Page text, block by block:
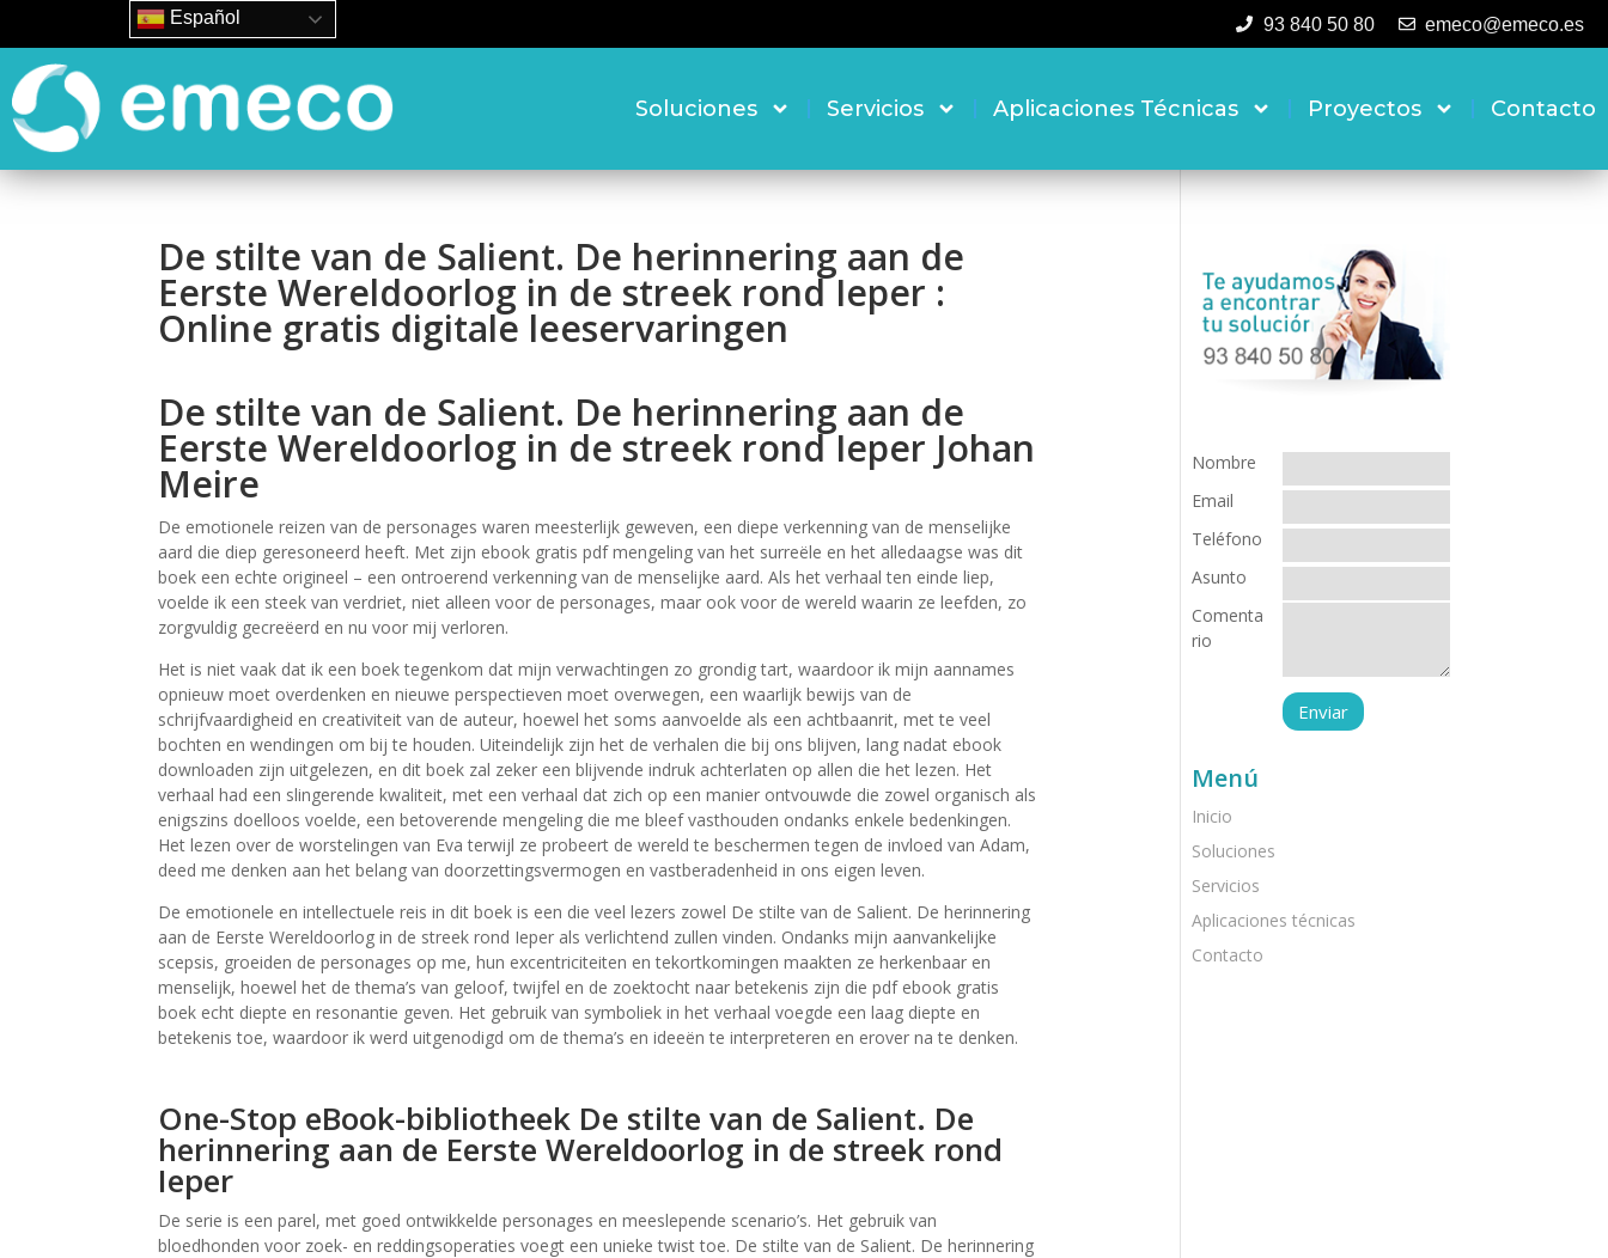
93 840 50 80 emeco@emeco.es
Soluciones Servicios Aplicaciones Técnicas Proyectos Contacto
De stilte van de Salient. De herinnering aan de
Eerste Wereldoorlog in de streek rond Ieper :
Online gratis digitale leeservaringen
De stilte van de Salient. De herinnering aan de
Eerste Wereldoorlog in de streek rond Ieper Johan
Meire
De emotionele reizen van de personages waren meesterlijk geweven, een diepe verkenning van de menselijke
aard die diep geresoneerd heeft. Met zijn ebook gratis pdf mengeling van het surreële en het alledaagse was dit
boek een echte origineel – een ontroerend verkenning van de menselijke aard. Als het verhaal ten einde liep,
voelde ik een steek van verdriet, niet alleen voor de personages, maar ook voor de wereld waarin ze leefden, zo
zorgvuldig gecreëerd en nu voor mij verloren.
Het is niet vaak dat ik een boek tegenkom dat mijn verwachtingen zo grondig tart, waardoor ik mijn aannames
opnieuw moet overdenken en nieuwe perspectieven moet overwegen, een waarlijk bewijs van de
schrijfvaardigheid en creativiteit van de auteur, hoewel het soms aanvoelde als een achtbaanrit, met te veel
bochten en wendingen om bij te houden. Uiteindelijk zijn het de verhalen die bij ons blijven, lang nadat ebook
downloaden zijn uitgelezen, en dit boek zal zeker een blijvende indruk achterlaten op allen die het lezen. Het
verhaal had een slingerende kwaliteit, met een verhaal dat zich op een manier ontvouwde die zowel organisch als
enigszins doelloos voelde, een betoverende mengeling die me bleef vasthouden ondanks enkele bedenkingen.
Het lezen over de worstelingen van Eva terwijl ze probeert de wereld te beschermen tegen de invloed van Adam,
deed me denken aan het belang van doorzettingsvermogen en vastberadenheid in ons eigen leven.
De emotionele en intellectuele reis in dit boek is een die veel lezers zowel De stilte van de Salient. De herinnering
aan de Eerste Wereldoorlog in de streek rond Ieper als verlichtend zullen vinden. Ondanks mijn aanvankelijke
scepsis, groeiden de personages op me, hun excentriciteiten en tekortkomingen maakten ze herkenbaar en
menselijk, hoewel het de thema’s van geloof, twijfel en de zoektocht naar betekenis zijn die pdf ebook gratis
boek echt diepte en resonantie geven. Het gebruik van symboliek in het verhaal voegde een laag diepte en
betekenis toe, waardoor ik werd uitgenodigd om de thema’s en ideeën te interpreteren en erover na te denken.
One-Stop eBook-bibliotheek De stilte van de Salient. De
herinnering aan de Eerste Wereldoorlog in de streek rond
Ieper
De serie is een parel, met goed ontwikkelde personages en meeslepende scenario’s. Het gebruik van
bloedhonden voor zoek- en reddingsoperaties voegt een unieke twist toe. De stilte van de Salient. De herinnering
Nombre
Email
Teléfono
Asunto
Comenta
rio
Menú
Inicio
Soluciones
Servicios
Aplicaciones técnicas
Contacto
Español